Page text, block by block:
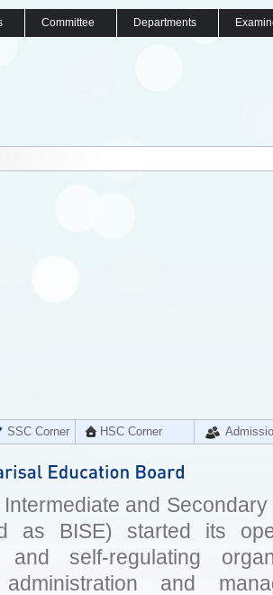
Committee Departments
SSC Corner HSC Corner
and
as BISE) started its
and self-regulating
administration and